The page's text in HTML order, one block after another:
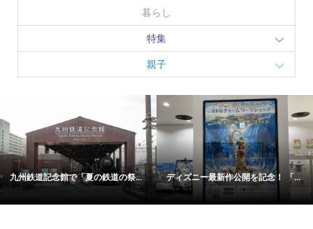
暮らし
特集
親子
九州鉄道記念館で「夏の鉄道の祭... ディズニー最新作公開を記念！ 「...